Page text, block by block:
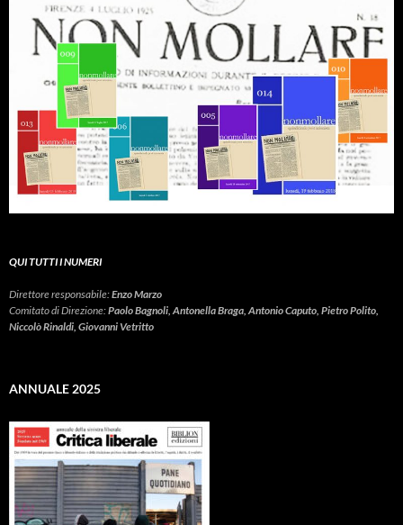
QUI TUTTI I NUMERI
Direttore responsabile:Enzo Marzo
Comitato di Direzione:Paolo Bagnoli, Antonella Braga, Antonio Caputo, Pietro Polito,
Niccolò Rinaldi, Giovanni Vetritto
ANNUALE 2025